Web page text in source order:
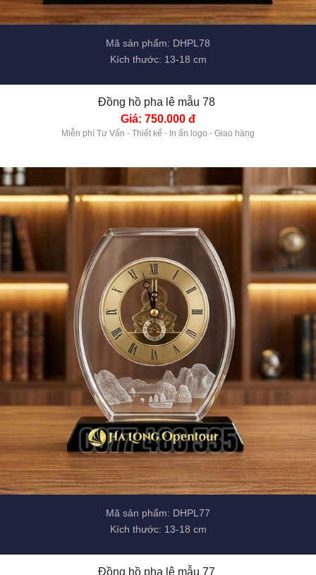
Mã sản phẩm: DHPL78
Kích thước: 13-18 cm
Đồng hồ pha lê mẫu 78
Giá: 750.000 đ
Miễn phí Tư Vấn - Thiết kế - In ấn logo - Giao hàng
Mã sản phẩm: DHPL77
Kích thước: 13-18 cm
Đồng hồ pha lê mẫu 77